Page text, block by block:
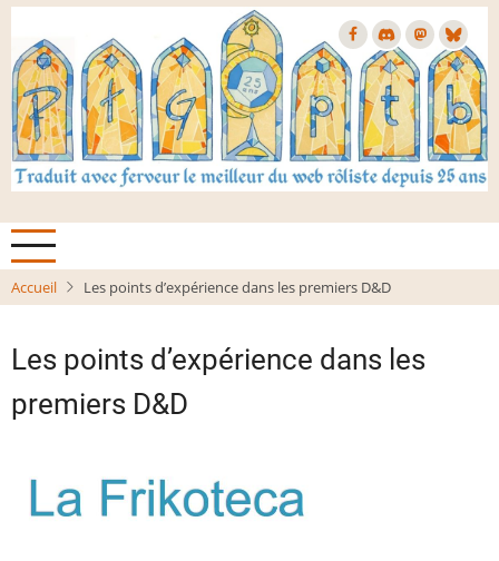
Aller
contenu
principal
Accueil Les points d’expérience dans les premiers D&D
Les points d’expérience dans les
premiers D&D